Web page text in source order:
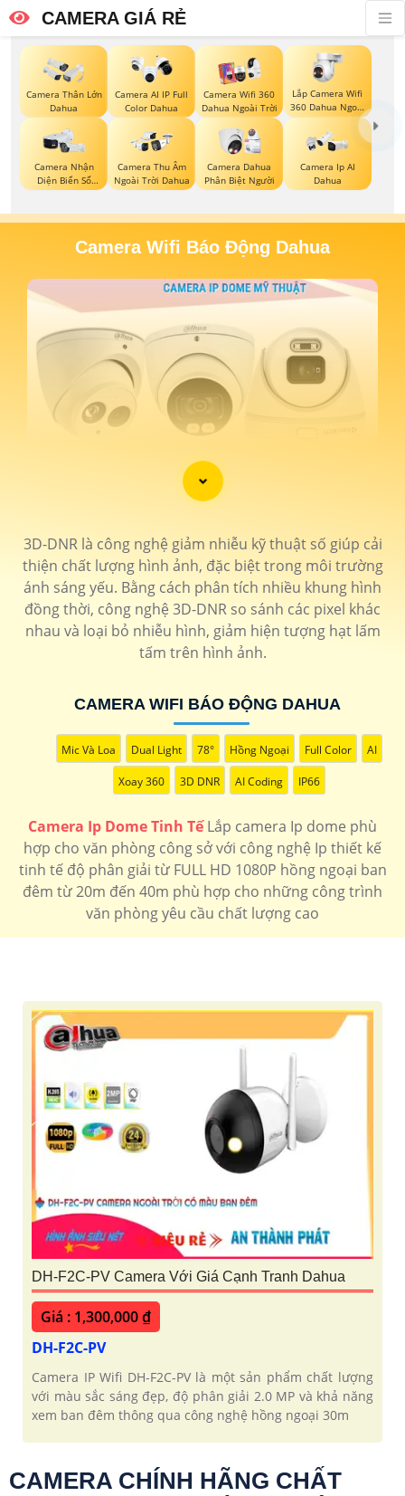
CAMERA GIÁ RẺ
Camera Thân Lớn
Dahua
Camera AI IP Full
Color Dahua
Camera Wifi 360
Dahua Ngoài Trời
Lắp Camera Wifi
360 Dahua Ngoài
Trời
Camera Nhận
Diện Biển Số
Dahua
Camera Thu Âm
Ngoài Trời Dahua
Camera Dahua
Phân Biệt Người
Camera Ip AI
Dahua
Camera Wifi Báo Động Dahua
'
3D-DNR là công nghệ giảm nhiễu kỹ thuật số giúp cải
thiện chất lượng hình ảnh, đặc biệt trong môi trường
ánh sáng yếu. Bằng cách phân tích nhiều khung hình
đồng thời, công nghệ 3D-DNR so sánh các pixel khác
nhau và loại bỏ nhiễu hình, giảm hiện tượng hạt lấm
tấm trên hình ảnh.
CAMERA WIFI BÁO ĐỘNG DAHUA
Mic Và Loa Dual Light 78° Hồng Ngoại Full Color AI
Xoay 360 3D DNR AI Coding IP66
Camera Ip Dome Tinh TếLắp camera Ip dome phù
hợp cho văn phòng công sở với công nghệ Ip thiết kế
tinh tế độ phân giải từ FULL HD 1080P hồng ngoại ban
đêm từ 20m đến 40m phù hợp cho những công trình
văn phòng yêu cầu chất lượng cao
DH-F2C-PV Camera Với Giá Cạnh Tranh Dahua
Giá : 1,300,000 ₫
DH-F2C-PV
Camera IP Wifi DH-F2C-PV là một sản phẩm chất lượng
với màu sắc sáng đẹp, độ phân giải 2.0 MP và khả năng
xem ban đêm thông qua công nghệ hồng ngoại 30m
CAMERA CHÍNH HÃNG CHẤT